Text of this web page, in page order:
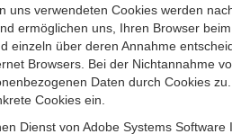
uns verwendeten Cookies werden
ermöglichen uns, Ihren Browser
einzeln über deren Annahme
Browsers. Bei der Nichtannahme
Daten durch Cookies
Cookies ein.
Dienst von Adobe Systems